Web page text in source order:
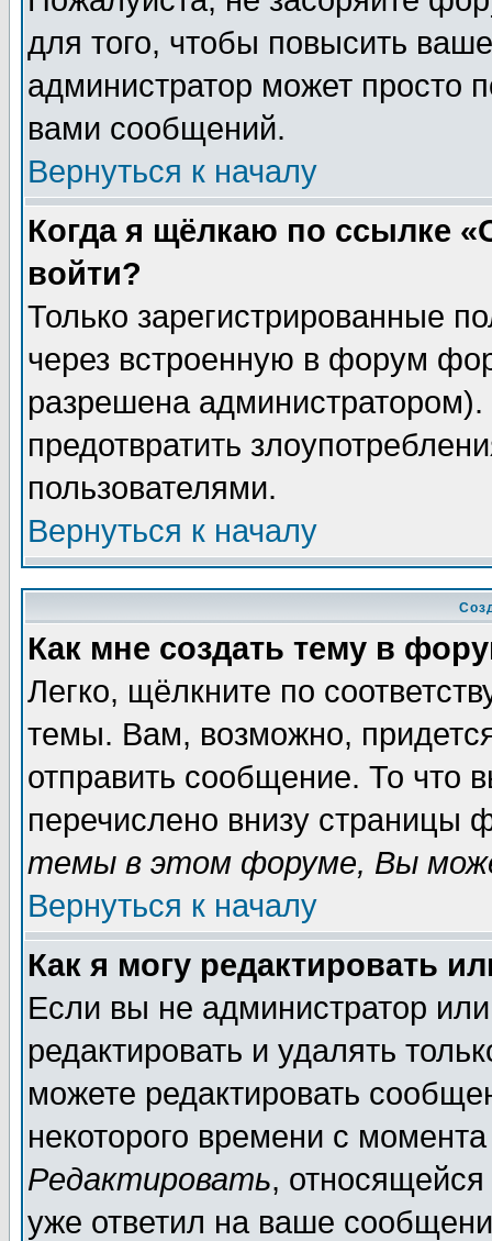
для того, чтобы повысить
администратор может просто
вами сообщений.
Вернуться к началу
Когда я щёлкаю по ссылке
войти?
Только зарегистрированные
через встроенную в форум
разрешена
предотвратить
пользователями.
Вернуться к началу
Как мне создать тему в
Легко, щёлкните по
темы. Вам, возможно,
отправить сообщение. То что
перечислено внизу страницы
темы в этом форуме, Вы
Вернуться к началу
Как я могу редактировать
Если вы не администратор
редактировать и удалять
можете редактировать
некоторого времени с
Редактировать,
уже ответил на ваше